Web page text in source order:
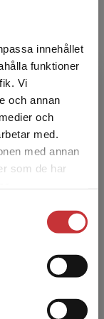
innehållet
funktioner
Vi
och annan
och
med.
med annan
som de har
Sverige.
För
och
forskar om